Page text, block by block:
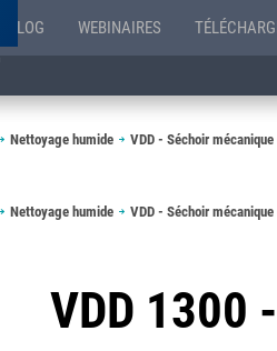
BLOG WEBINAIRES
Nettoyage humide VDD - Séchoir
Nettoyage humide VDD - Séchoir
VDD 1300